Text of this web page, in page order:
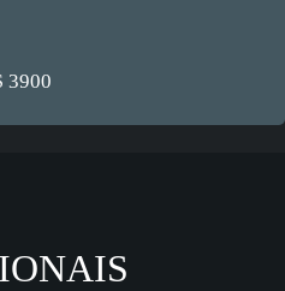
3900